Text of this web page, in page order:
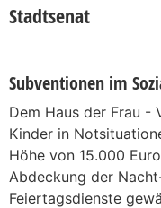
Stadtsenat
Subventionen im
Dem Haus der Frau -
Kinder in
Höhe von 15.000
Abdeckung der
Feiertagsdienste